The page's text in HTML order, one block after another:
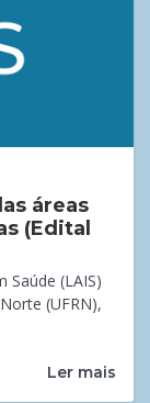
áreas
(Edital
Saúde (LAIS)
(UFRN),
Ler mais